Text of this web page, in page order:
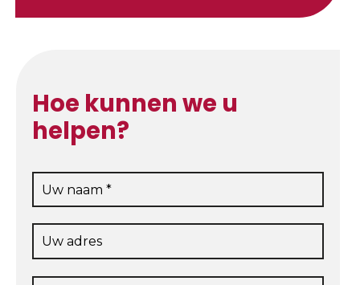
Hoe kunnen we u
helpen?